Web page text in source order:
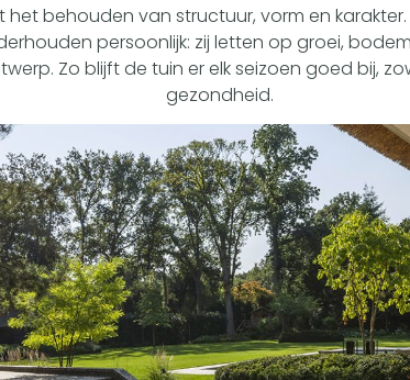
behouden van structuur, vorm en
persoonlijk: zij letten op groei,
Zo blijft de tuin er elk seizoen goed bij,
gezondheid.